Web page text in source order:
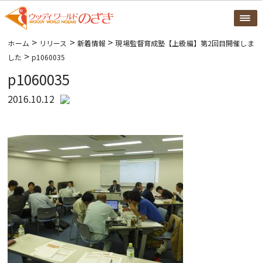
ホーム > リリース > 新着情報 >現場監督育成塾【上級編】第2回目開催しま
した >p1060035
p1060035
2016.10.12